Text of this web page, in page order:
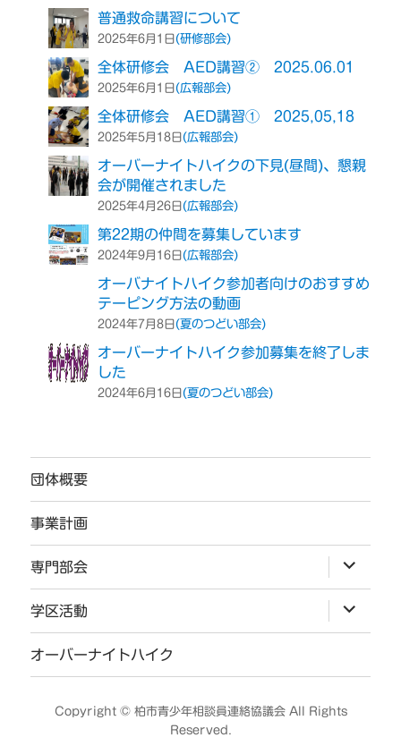
普通救命講習について
2025年6月1日(研修部会)
全体研修会 AED講習② 2025.06.01
2025年6月1日(広報部会)
全体研修会 AED講習① 2025,05,18
2025年5月18日(広報部会)
オーバーナイトハイクの下見(昼間)、懇親
会が開催されました
2025年4月26日(広報部会)
第22期の仲間を募集しています
2024年9月16日(広報部会)
オーバナイトハイク参加者向けのおすすめ
テーピング方法の動画
2024年7月8日(夏のつどい部会)
オーバーナイトハイク参加募集を終了しま
した
2024年6月16日(夏のつどい部会)
団体概要
事業計画
専門部会
ブ
メ
ュ
ー
開
学区活動
ブ
メ
ー
展
開
オーバーナイトハイク
Copyright © 柏市青少年相談員連絡協議会 All Rights
Reserved.